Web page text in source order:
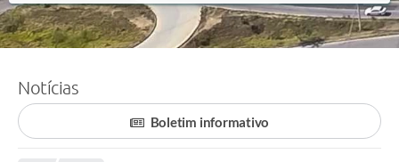
Notícias
Boletim informativo